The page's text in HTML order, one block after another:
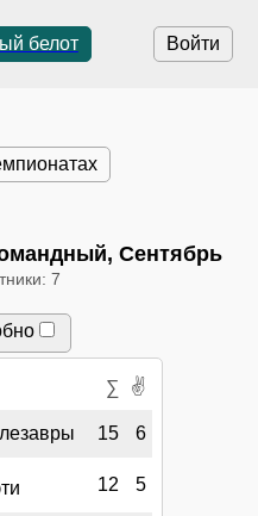
Войти
белот
Сентябрь
7
∑ ✌
15 6
12 5